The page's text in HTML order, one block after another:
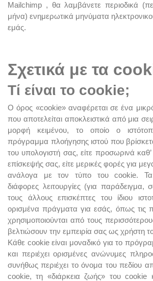
Mailchimp , θα λαμβάνετε περιοδικά
μήνα) ενημερωτικά μηνύματα
εμάς.
Σχετικά με τα
Τί είναι το cookie;
Ο όρος «cookie» αναφέρεται σε ένα
που αποτελείται αποκλειστικά από μια
μορφή κειμένου, το οποίο ο
πρόγραμμα πλοήγησης ιστού που
του υπολογιστή σας, είτε προσωρινά καθ’
επίσκεψής σας, είτε μερικές φορές για
ανάλογα με τον τύπο του cookie. Τα
διάφορες λειτουργίες (για παράδειγμα,
τους άλλους επισκέπτες του ίδιου
ορισμένα πράγματα για εσάς, όπως τις
χρησιμοποιούνται από τους
βελτιώσουν την εμπειρία σας ως χρήστη
Κάθε cookie είναι μοναδικό για το
και περιέχει ορισμένες ανώνυμες
συνήθως περιέχει το όνομα του πεδίου
cookie, τη «διάρκεια ζωής» του cookie